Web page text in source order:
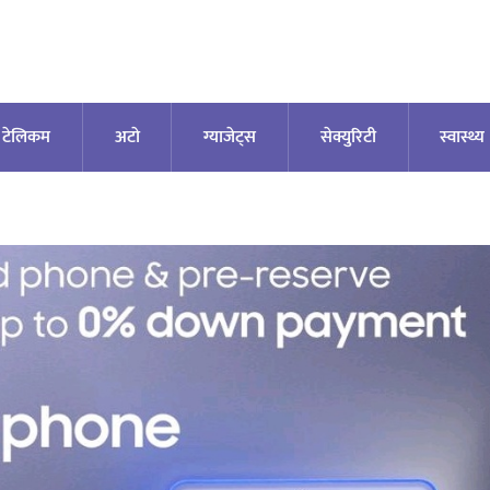
टेलिकम अटाे ग्याजेट्स सेक्युरिटी स्वास्थ्य